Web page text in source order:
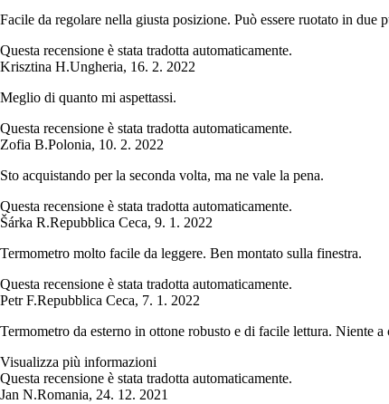
Facile da regolare nella giusta posizione. Può essere ruotato in
Questa recensione è stata tradotta automaticamente.
Krisztina H.Ungheria, 16. 2. 2022
Meglio di quanto mi aspettassi.
Questa recensione è stata tradotta automaticamente.
Zofia B.Polonia, 10. 2. 2022
Sto acquistando per la seconda volta, ma ne vale la pena.
Questa recensione è stata tradotta automaticamente.
Šárka R.Repubblica Ceca, 9. 1. 2022
Termometro molto facile da leggere. Ben montato sulla finestra.
Questa recensione è stata tradotta automaticamente.
Petr F.Repubblica Ceca, 7. 1. 2022
Termometro da esterno in ottone robusto e di facile lettura. Niente
Visualizza più informazioni
Questa recensione è stata tradotta automaticamente.
Jan N.Romania, 24. 12. 2021